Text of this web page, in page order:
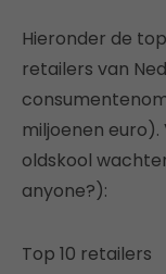
Hieronder de
retailers van
miljoenen
oldskool
anyone?):
Top 10 retailers